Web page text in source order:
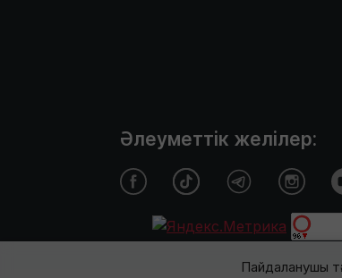
Пайдаланушы
Әлеуметтік желілер: